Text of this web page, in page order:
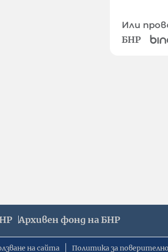
Или
БНР
Архивен фонд на БНР
на сайта Политика за